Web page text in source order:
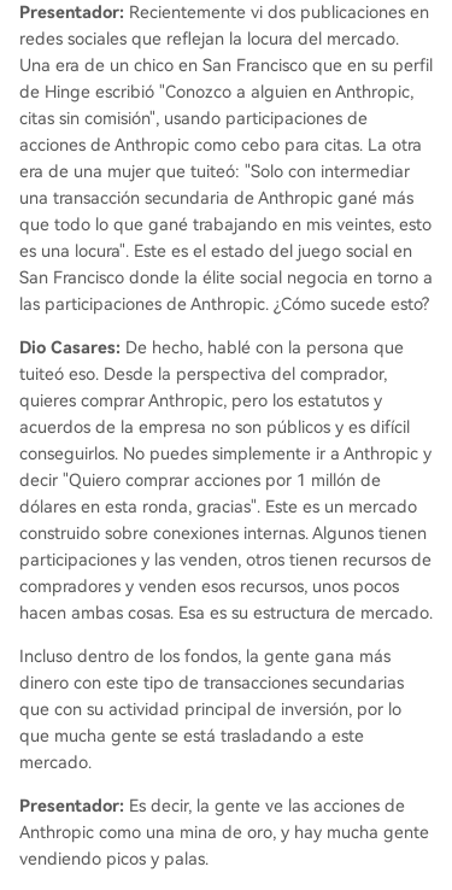
Presentador: Recientemente vi dos publicaciones en
redes sociales que reflejan la locura del mercado.
Una era de un chico en San Francisco que en su perfil
de Hinge escribió "Conozco a alguien en Anthropic,
citas sin comisión", usando participaciones de
acciones de Anthropic como cebo para citas. La otra
era de una mujer que tuiteó: "Solo con intermediar
una transacción secundaria de Anthropic gané más
que todo lo que gané trabajando en mis veintes, esto
es una locura". Este es el estado del juego social en
San Francisco donde la élite social negocia en torno a
las participaciones de Anthropic. ¿Cómo sucede esto?
Dio Casares: De hecho, hablé con la persona que
tuiteó eso. Desde la perspectiva del comprador,
quieres comprar Anthropic, pero los estatutos y
acuerdos de la empresa no son públicos y es difícil
conseguirlos. No puedes simplemente ir a Anthropic y
decir "Quiero comprar acciones por 1 millón de
dólares en esta ronda, gracias". Este es un mercado
construido sobre conexiones internas. Algunos tienen
participaciones y las venden, otros tienen recursos de
compradores y venden esos recursos, unos pocos
hacen ambas cosas. Esa es su estructura de mercado.
Incluso dentro de los fondos, la gente gana más
dinero con este tipo de transacciones secundarias
que con su actividad principal de inversión, por lo
que mucha gente se está trasladando a este
mercado.
Presentador: Es decir, la gente ve las acciones de
Anthropic como una mina de oro, y hay mucha gente
vendiendo picos y palas.